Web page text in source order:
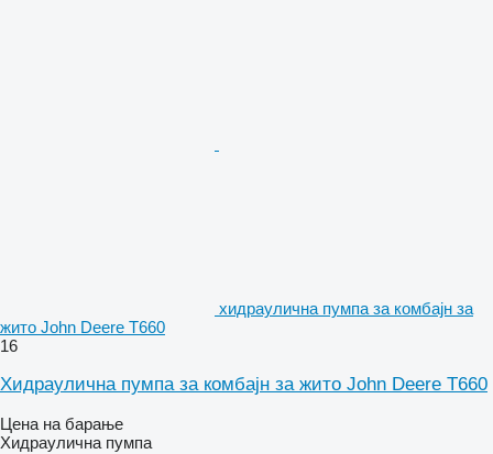
хидраулична пумпа за комбајн за
жито John Deere T660
16
Хидраулична пумпа за комбајн за жито John Deere T660
Цена на барање
Хидраулична пумпа